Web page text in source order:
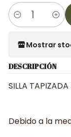
Cantidad
Mostrar
DESCRIPCIÓN
SILLA
Debido a la